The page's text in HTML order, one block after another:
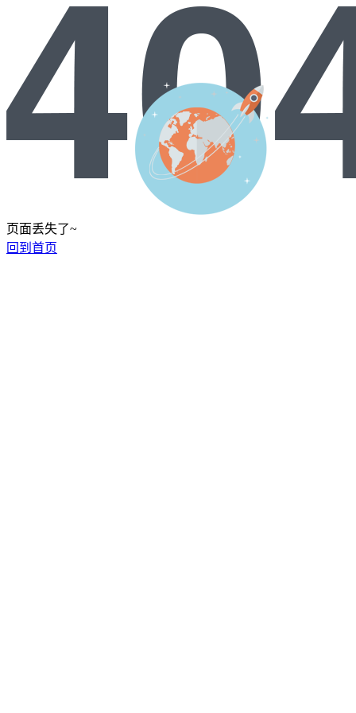
页面丢失了~
回到首页